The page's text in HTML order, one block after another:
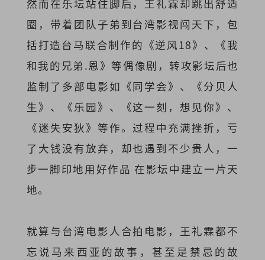
然而在乐坛站住脚后，王礼霖却跳出舒适
圈，带着团队子弟到台湾影视闯天下，包
括打造台马联合制作的《逆风18》、《我
和我的兄弟.恩》等偶像剧，转攻影坛后也
监制了多部电影如《同学会》、《分贝人
生》、《乐园》、《这一刻，想见你》、
《迷失安狄》等作。过程中充满挫折，亏
了大钱没有放弃，却也遇到不少贵人，一
步一脚印地用好作品 在影坛中建立一片天
地。
就算与台湾电影人合拍电影，王礼霖都不
忘说马来西亚的故事，甚至是禁忌的故